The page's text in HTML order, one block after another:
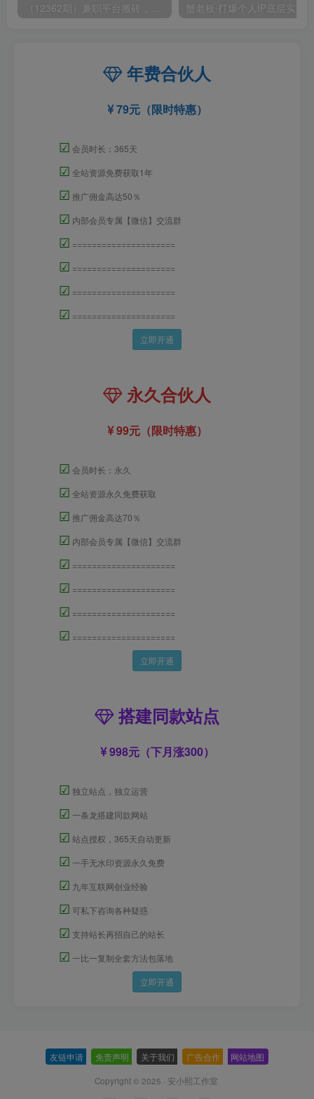
（12362期）兼职平台搬砖，日入500+无脑操作可矩阵
年费合伙人
79元（限时特惠）
☑ 会员时长：365天
☑ 全站资源免费获取1年
☑ 推广佣金高达50％
☑ 内部会员专属【微信】交流群
☑ =====================
☑ =====================
☑ =====================
☑ =====================
立即开通
永久合伙人
99元（限时特惠）
☑ 会员时长：永久
☑ 全站资源永久免费获取
☑ 推广佣金高达70％
☑ 内部会员专属【微信】交流群
☑ =====================
☑ =====================
☑ =====================
☑ =====================
立即开通
搭建同款站点
998元（下月涨300）
☑ 独立站点，独立运营
☑ 一条龙搭建同款网站
☑ 站点授权，365天自动更新
☑ 一手无水印资源永久免费
☑ 九年互联网创业经验
☑ 可私下咨询各种疑惑
☑ 支持站长再招自己的站长
☑ 一比一复制全套方法包落地
立即开通
友链申请 免责声明 关于我们 广告合作 网站地图
Copyright © 2025 · 安小熙工作室